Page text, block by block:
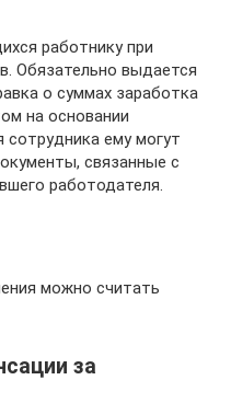
работнику при
Обязательно выдается
о суммах заработка
на основании
сотрудника ему могут
связанные с
работодателя.
можно считать
за